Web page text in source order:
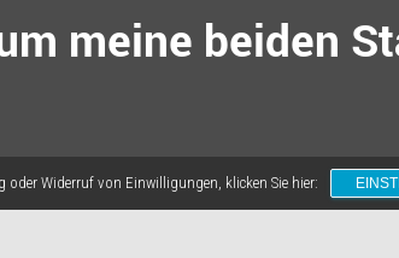
meine beiden
Widerruf von Einwilligungen, klicken Sie hier: